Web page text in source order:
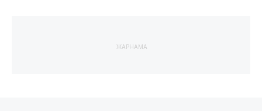
ЖАРНАМА